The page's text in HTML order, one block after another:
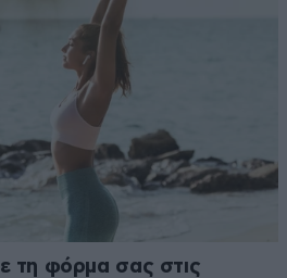
τη φόρμα σας στις